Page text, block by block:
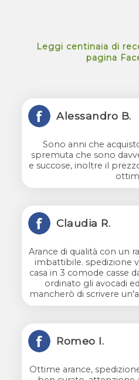
Leggi centinaia di
pagina
Alessandro B.
Sono anni che
spremuta che sono
e succose, inoltre il
Claudia R.
Arance di qualità con un
imbattibile. spedizione
casa in 3 comode casse
ordinato gli avocadi
mancherò di scrivere
Romeo I.
Ottime arance,